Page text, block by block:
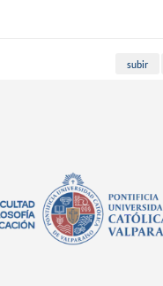
subir